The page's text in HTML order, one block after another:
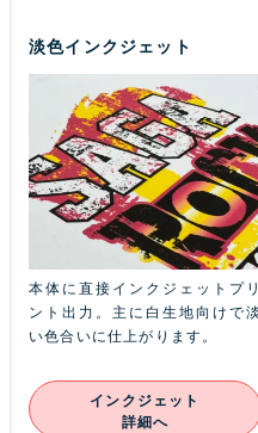
淡色インクジェット
本体に直接インクジェットプリ
ント出力。主に白生地向けで淡
い色合いに仕上がります。
インクジェット
詳細へ